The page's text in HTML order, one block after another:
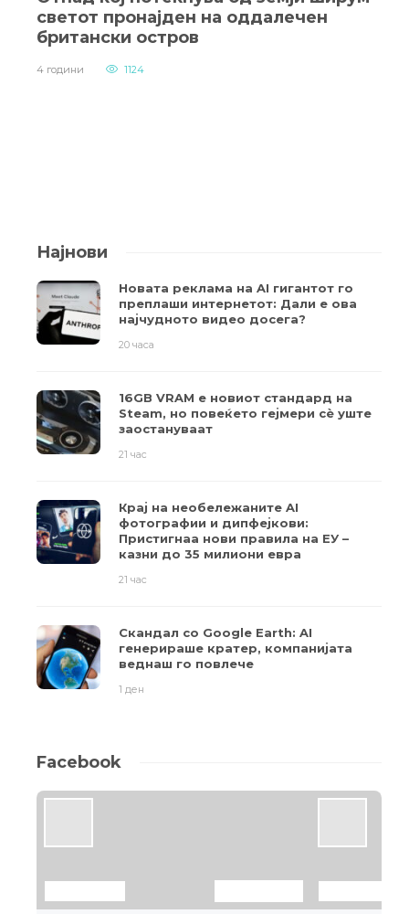
светот пронајден на оддалечен
британски остров
4 години 1124
Најнови
Новата реклама на AI гигантот го
преплаши интернетот: Дали е ова
најчудното видео досега?
20 часа
16GB VRAM е новиот стандард на
Steam, но повеќето гејмери ​​сè уште
заостануваат
21 час
Крај на необележаните AI
фотографии и дипфејкови:
Пристигнаа нови правила на ЕУ –
казни до 35 милиони евра
21 час
Скандал со Google Earth: AI
генерираше кратер, компанијата
веднаш го повлече
1 ден
Facebook